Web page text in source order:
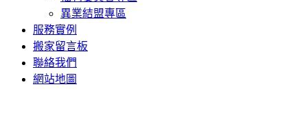
異業結盟專區
服務實例
搬家留言板
聯絡我們
網站地圖